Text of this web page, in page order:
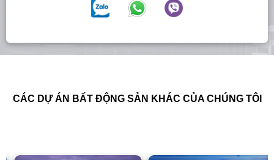
CÁC DỰ ÁN BẤT ĐỘNG SẢN KHÁC CỦA CHÚNG TÔI